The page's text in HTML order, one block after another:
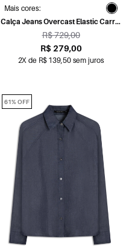
Mais cores:
Calça Jeans Overcast Elastic Carrot
Lavagem Escura
R$ 729,00
R$ 279,00
2X de R$ 139,50 sem juros
61% OFF